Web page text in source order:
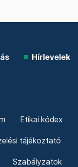
Hírlevelek
Etikai kódex
tájékoztató
Szabályzatok